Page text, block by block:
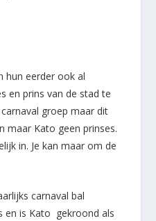
hun eerder ook al
en prins van de stad te
groep maar dit
maar Kato geen prinses.
in. Je kan maar om de
carnaval bal
en is Kato gekroond als